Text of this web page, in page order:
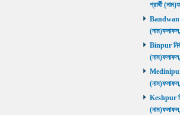
প্রার্থী
Bandwan
Binpur
Medinipur
Keshpur